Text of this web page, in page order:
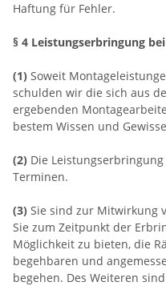
Haftung für Fehler.
§ 4 Leistungserbringung
(1) Soweit
schulden wir die sich aus
ergebenden
bestem Wissen und
(2) Die
Terminen.
(3) Sie sind zur Mitwirkung
Sie zum Zeitpunkt der
Möglichkeit zu bieten, die
begehbaren und
begehen. Des Weiteren